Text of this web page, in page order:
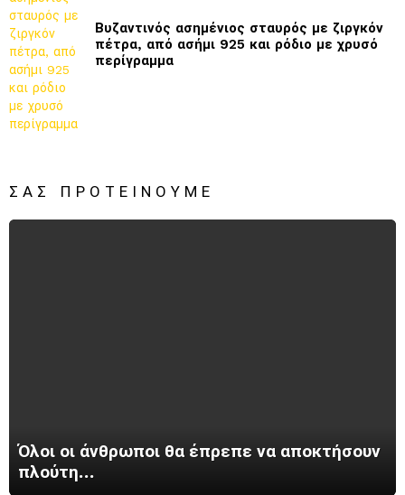
Βυζαντινός ασημένιος σταυρός με ζιργκόν
πέτρα, από ασήμι 925 και ρόδιο με χρυσό
περίγραμμα
ΣΑΣ ΠΡΟΤΕΊΝΟΥΜΕ
Όλοι οι άνθρωποι θα έπρεπε να αποκτήσουν
πλούτη…